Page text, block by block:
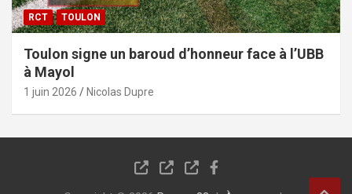
RCT TOULON
Toulon signe un baroud d’honneur face à l’UBB
à Mayol
1 juin 2026 Nicolas Dupre